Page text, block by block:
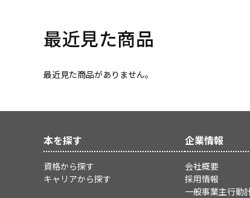
最近見た商品
最近見た商品がありません。
本を探す
資格から探す
キャリアから探す
企業情報
会社概要
採用情報
一般事業主行動